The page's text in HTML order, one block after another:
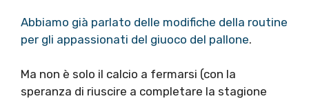
Abbiamo già parlato delle modifiche della routine
per gli appassionati del giuoco del pallone.
Ma non è solo il calcio a fermarsi (con la
speranza di riuscire a completare la stagione